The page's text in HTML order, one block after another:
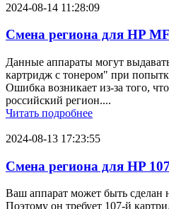
2024-08-14 11:28:09
Смена региона для HP
Данные аппараты могут
картридж с тонером" при
Ошибка возникает из-за того,
российский регион....
Читать подробнее
2024-08-13 17:23:55
Смена региона для HP 107
Ваш аппарат может быть сделан
Поэтому он требует 107-й